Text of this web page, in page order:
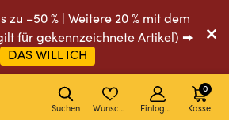
zu –50 % | Weitere 20 % mit dem
für gekennzeichnete Artikel) ➡
DAS WILL ICH
Suchen Wunschliste Einloggen Kasse
0